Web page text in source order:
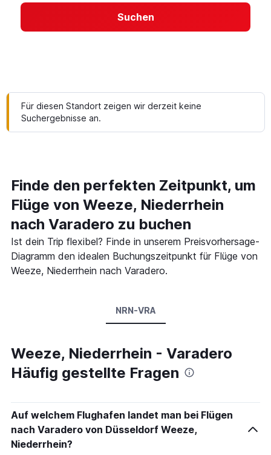
Suchen
Für diesen Standort zeigen wir derzeit keine
Suchergebnisse an.
Finde den perfekten Zeitpunkt, um
Flüge von Weeze, Niederrhein
nach Varadero zu buchen
Ist dein Trip flexibel? Finde in unserem Preisvorhersage-
Diagramm den idealen Buchungszeitpunkt für Flüge von
Weeze, Niederrhein nach Varadero.
NRN-VRA
Weeze, Niederrhein - Varadero
Häufig gestellte Fragen
Auf welchem Flughafen landet man bei Flügen
nach Varadero von Düsseldorf Weeze,
Niederrhein?